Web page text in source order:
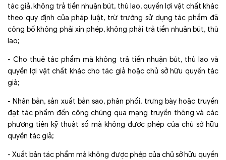
tác giả, không trả tiền nhuận bút, thù lao, quyền lợi vật chất khác
theo quy định của pháp luật, trừ trường sử dụng tác phẩm đã
công bố không phải xin phép, không phải trả tiền nhuận bút, thù
lao;
- Cho thuê tác phẩm mà không trả tiền nhuận bút, thù lao và
quyền lợi vật chất khác cho tác giả hoặc chủ sở hữu quyền tác
giả;
- Nhân bản, sản xuất bản sao, phân phối, trưng bày hoặc truyền
đạt tác phẩm đến công chúng qua mạng truyền thông và các
phương tiện kỹ thuật số mà không được phép của chủ sở hữu
quyền tác giả;
- Xuất bản tác phẩm mà không được phép của chủ sở hữu quyền